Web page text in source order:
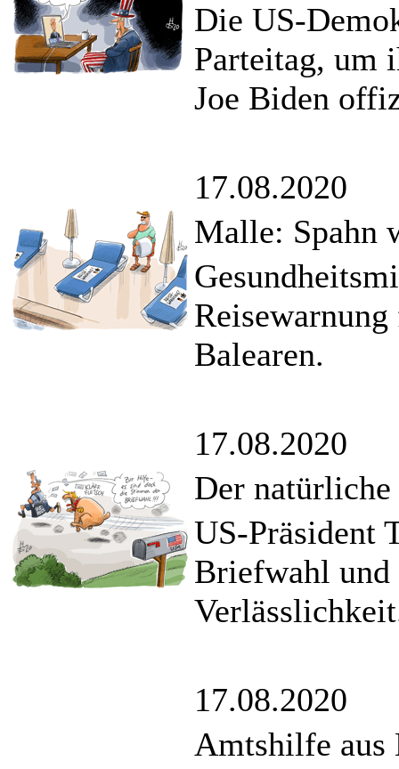
Die US-
Parteitag, um
Joe Biden
17.08.2020
Malle: Spahn
Balearen.
17.08.2020
Der natürliche
US-Präsident
Briefwahl
17.08.2020
Amtshilfe aus